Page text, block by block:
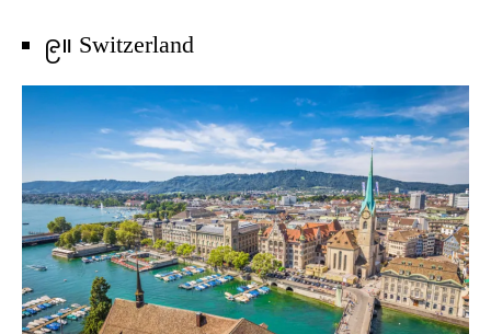
၉။ Switzerland